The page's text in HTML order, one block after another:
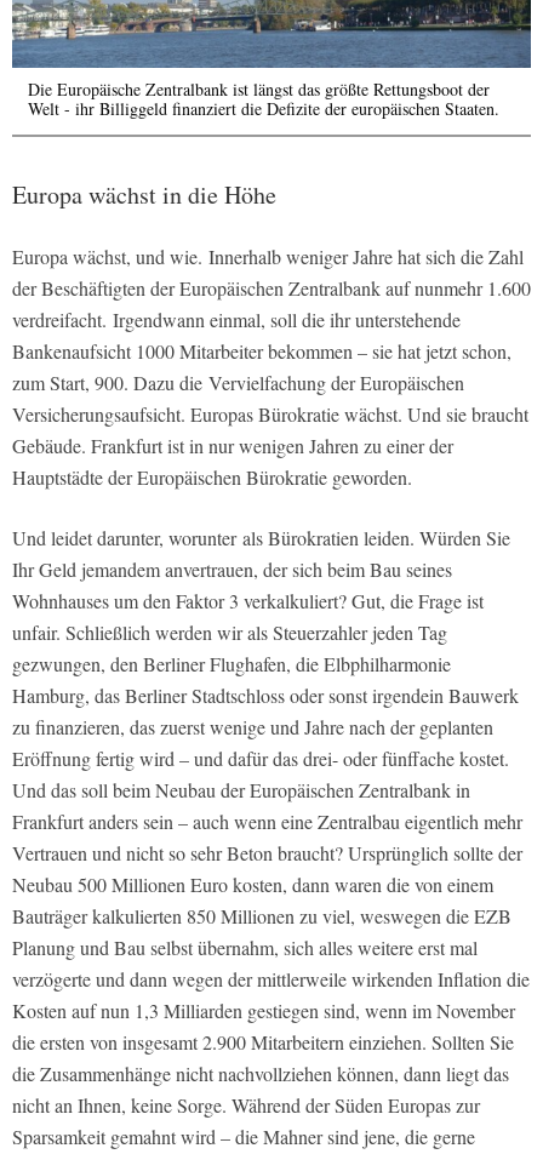
Die Europäische Zentralbank ist längst das größte Rettungsboot der
Welt - ihr Billiggeld finanziert die Defizite der europäischen Staaten.
Europa wächst in die Höhe
Europa wächst, und wie. Innerhalb weniger Jahre hat sich die Zahl
der Beschäftigten der Europäischen Zentralbank auf nunmehr 1.600
verdreifacht. Irgendwann einmal, soll die ihr unterstehende
Bankenaufsicht 1000 Mitarbeiter bekommen – sie hat jetzt schon,
zum Start, 900. Dazu die Vervielfachung der Europäischen
Versicherungsaufsicht. Europas Bürokratie wächst. Und sie braucht
Gebäude. Frankfurt ist in nur wenigen Jahren zu einer der
Hauptstädte der Europäischen Bürokratie geworden.
Und leidet darunter, worunter als Bürokratien leiden. Würden Sie
Ihr Geld jemandem anvertrauen, der sich beim Bau seines
Wohnhauses um den Faktor 3 verkalkuliert? Gut, die Frage ist
unfair. Schließlich werden wir als Steuerzahler jeden Tag
gezwungen, den Berliner Flughafen, die Elbphilharmonie
Hamburg, das Berliner Stadtschloss oder sonst irgendein Bauwerk
zu finanzieren, das zuerst wenige und Jahre nach der geplanten
Eröffnung fertig wird – und dafür das drei- oder fünffache kostet.
Und das soll beim Neubau der Europäischen Zentralbank in
Frankfurt anders sein – auch wenn eine Zentralbau eigentlich mehr
Vertrauen und nicht so sehr Beton braucht?Ursprünglich sollte der
Neubau 500 Millionen Euro kosten, dann waren die von einem
Bauträger kalkulierten 850 Millionen zu viel, weswegen die EZB
Planung und Bau selbst übernahm, sich alles weitere erst mal
verzögerte und dann wegen der mittlerweile wirkenden Inflation die
Kosten auf nun 1,3 Milliarden gestiegen sind, wenn im November
die ersten von insgesamt 2.900 Mitarbeitern einziehen. Sollten Sie
die Zusammenhänge nicht nachvollziehen können, dann liegt das
nicht an Ihnen, keine Sorge. Während der Süden Europas zur
Sparsamkeit gemahnt wird – die Mahner sind jene, die gerne